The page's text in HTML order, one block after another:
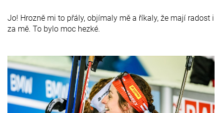
Jo! Hrozně mi to přály, objímaly mě a říkaly, že mají radost i
za mě. To bylo moc hezké.